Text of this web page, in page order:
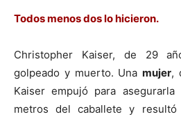
Todos menos dos lo hicieron.
Christopher Kaiser, de 29
golpeado y muerto. Una mujer,
Kaiser empujó para
metros del caballete y resultó